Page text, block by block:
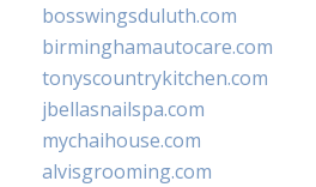
bosswingsduluth.com
birminghamautocare.com
tonyscountrykitchen.com
jbellasnailspa.com
mychaihouse.com
alvisgrooming.com